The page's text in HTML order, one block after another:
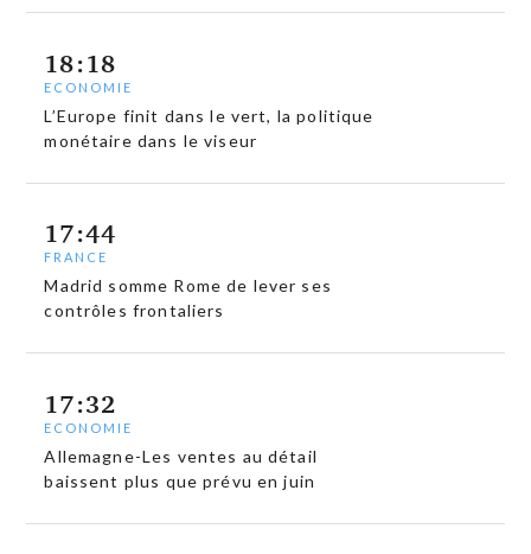
18:18
ECONOMIE
L’Europe finit dans le vert, la politique
monétaire dans le viseur
17:44
FRANCE
Madrid somme Rome de lever ses
contrôles frontaliers
17:32
ECONOMIE
Allemagne-Les ventes au détail
baissent plus que prévu en juin